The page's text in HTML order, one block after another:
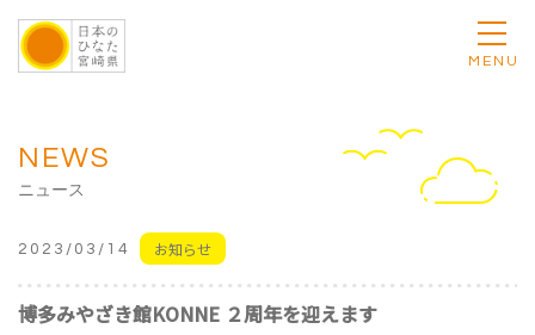
MENU
NEWS
ニュース
2023/03/14 お知らせ
博多みやざき館KONNE ２周年を迎えます